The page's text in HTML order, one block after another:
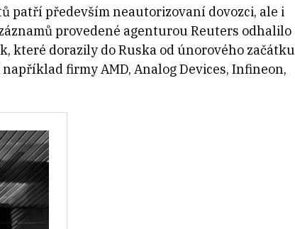
patří především neautorizovaní dovozci, ale i
provedené agenturou Reuters odhalilo
které dorazily do Ruska od únorového začátku
firmy AMD, Analog Devices, Infineon,